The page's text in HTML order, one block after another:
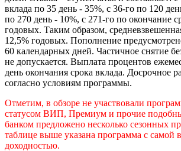
вклада по 35 день - 35%, с 36-го по 120
по 270 день - 10%, с 271-го по окончание
годовых. Таким образом,
12,5% годовых. Пополнение
60 календарных дней. Частичное снятие
не допускается. Выплата процентов
день окончания срока вклада. Досрочное
согласно условиям программы.
Отметим, в обзоре не участвовали
статусом ВИП, Премиум и прочие
банком предложено несколько сезонных
таблице выше указана программа с самой
доходностью.